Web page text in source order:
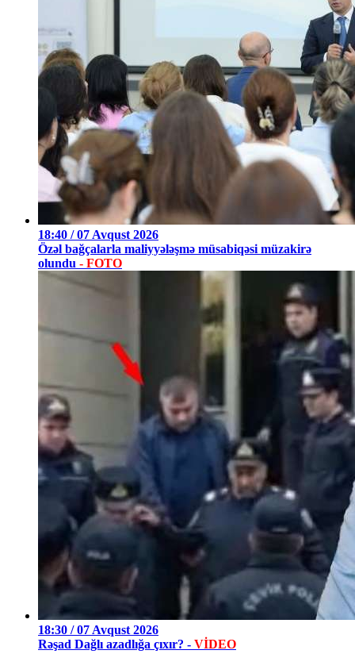
18:40 / 07 Avqust 2026
Özəl bağçalarla maliyyələşmə müsabiqəsi müzakirə
olundu - FOTO
18:30 / 07 Avqust 2026
Rəşad Dağlı azadlığa çıxır? - VİDEO